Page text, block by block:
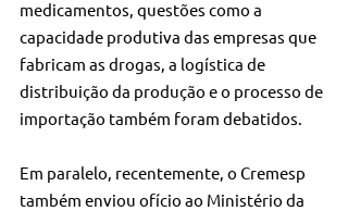
medicamentos, questões como a
capacidade produtiva das empresas que
fabricam as drogas, a logística de
distribuição da produção e o processo de
importação também foram debatidos.
Em paralelo, recentemente, o Cremesp
também enviou ofício ao Ministério da